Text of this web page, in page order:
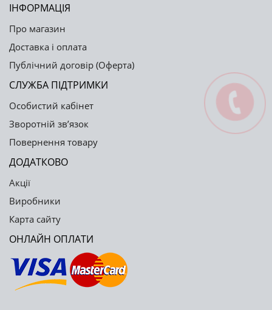
ІНФОРМАЦІЯ
Про магазин
Доставка і оплата
Публічний договір (Оферта)
СЛУЖБА ПІДТРИМКИ
Особистий кабінет
Зворотній зв’язок
Повернення товару
ДОДАТКОВО
Акції
Виробники
Карта сайту
ОНЛАЙН ОПЛАТИ